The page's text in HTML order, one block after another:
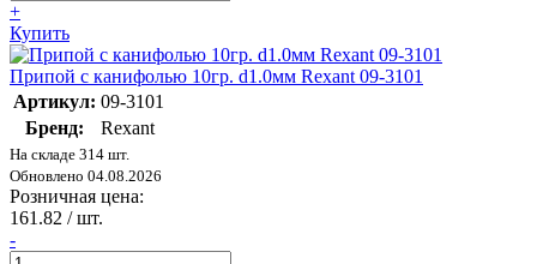
+
Купить
Припой с канифолью 10гр. d1.0мм Rexant 09-3101
Артикул: 09-3101
Бренд:
Rexant
На складе 314 шт.
Обновлено 04.08.2026
Розничная цена:
161.82 / шт.
-